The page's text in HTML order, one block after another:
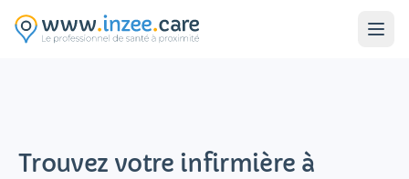
Trouvez votre infirmière à